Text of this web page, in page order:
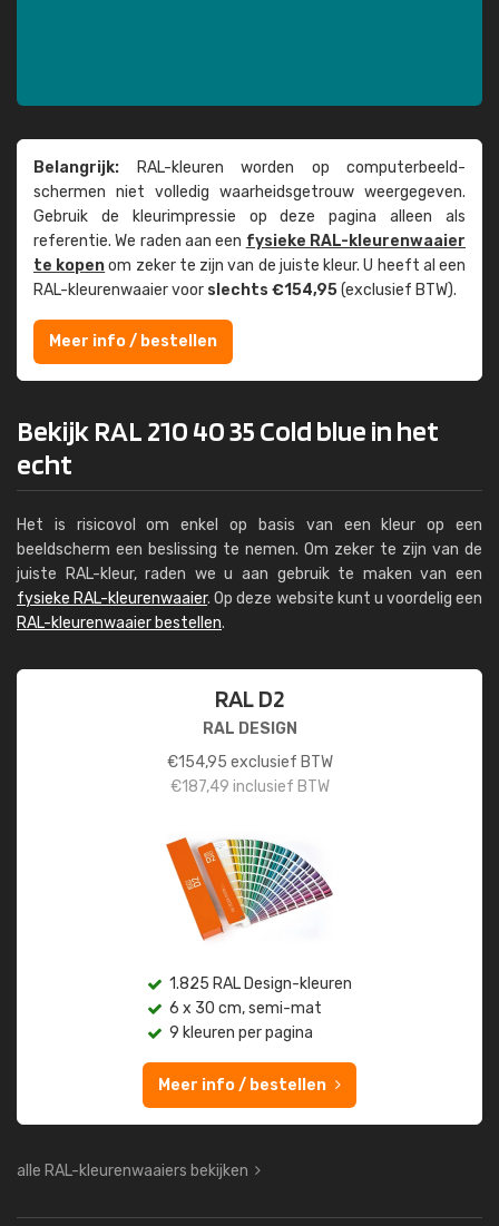
Belangrijk: RAL-kleuren worden op computer­beeld­
schermen niet volledig waarheids­­getrouw weer­gegeven.
Gebruik de kleur­impressie op deze pagina alleen als
referentie. We raden aan een fysieke RAL-kleuren­waaier
te kopenom zeker te zijn van de juiste kleur. U heeft al een
RAL-kleuren­waaier voor slechts €154,95(exclusief BTW).
Meer info / bestellen
Bekijk RAL 210 40 35 Cold blue in het
echt
Het is risicovol om enkel op basis van een kleur op een
beeldscherm een beslissing te nemen. Om zeker te zijn van de
juiste RAL-kleur, raden we u aan gebruik te maken van een
fysieke RAL-kleurenwaaier. Op deze website kunt u voordelig een
RAL-kleurenwaaier bestellen.
RAL D2
RAL DESIGN
€154,95 exclusief BTW
€187,49 inclusief BTW
1.825 RAL Design-kleuren
6 x 30 cm, semi-mat
9 kleuren per pagina
Meer info / bestellen
alle RAL-kleurenwaaiers bekijken